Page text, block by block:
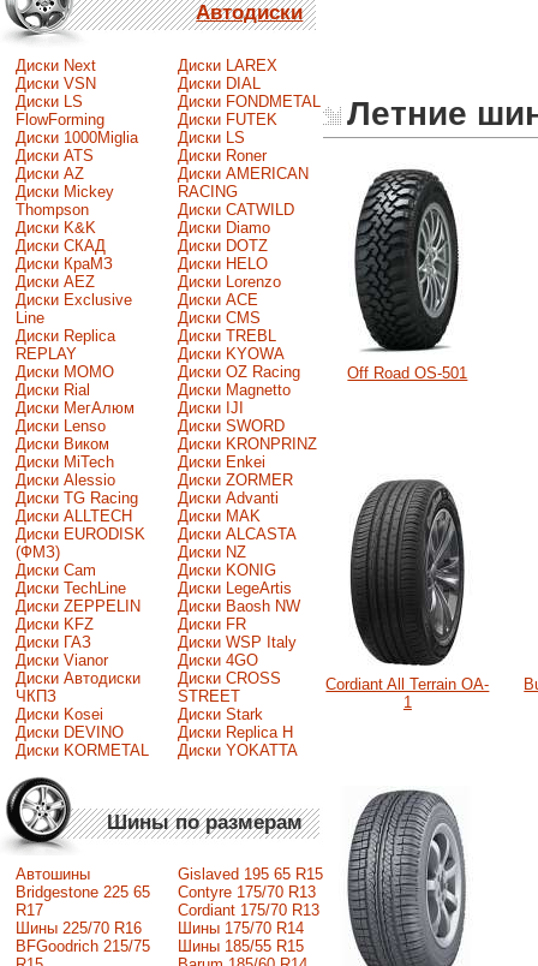
Автодиски
Диски Next
Диски VSN
Диски LS
FlowForming
Диски 1000Miglia
Диски ATS
Диски AZ
Диски Mickey
Thompson
Диски K&K
Диски СКАД
Диски КраМЗ
Диски AEZ
Диски Exclusive
Line
Диски Replica
REPLAY
Диски MOMO
Диски Rial
Диски МегАлюм
Диски Lenso
Диски Виком
Диски MiTech
Диски Alessio
Диски TG Racing
Диски ALLTECH
Диски EURODISK
(ФМЗ)
Диски Cam
Диски TechLine
Диски ZEPPELIN
Диски KFZ
Диски ГАЗ
Диски Vianor
Диски Автодиски
ЧКПЗ
Диски Kosei
Диски DEVINO
Диски KORMETAL
Диски LAREX
Диски DIAL
Диски FONDMETAL
Диски FUTEK
Диски LS
Диски Roner
Диски AMERICAN
RACING
Диски CATWILD
Диски Diamo
Диски DOTZ
Диски HELO
Диски Lorenzo
Диски ACE
Диски CMS
Диски TREBL
Диски KYOWA
Диски OZ Racing
Диски Magnetto
Диски IJI
Диски SWORD
Диски KRONPRINZ
Диски Enkei
Диски ZORMER
Диски Advanti
Диски MAK
Диски ALCASTA
Диски NZ
Диски KONIG
Диски LegeArtis
Диски Baosh NW
Диски FR
Диски WSP Italy
Диски 4GO
Диски CROSS
STREET
Диски Stark
Диски Replica H
Диски YOKATTA
Шины по размерам
Автошины
Bridgestone 225 65
R17
Шины 225/70 R16
BFGoodrich 215/75
Gislaved 195 65 R15
Contyre 175/70 R13
Cordiant 175/70 R13
Шины 175/70 R14
Шины 185/55 R15
Летние
Off Road OS-501
Cordiant All Terrain OA-
1